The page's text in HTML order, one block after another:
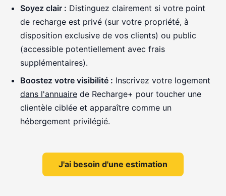
Soyez clair : Distinguez clairement si votre point
de recharge est privé (sur votre propriété, à
disposition exclusive de vos clients) ou public
(accessible potentiellement avec frais
supplémentaires).
Boostez votre visibilité : Inscrivez votre logement
dans l'annuaire de Recharge+ pour toucher une
clientèle ciblée et apparaître comme un
hébergement privilégié.
J'ai besoin d'une estimation